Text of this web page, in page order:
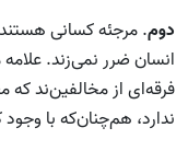
دوم.‌ مرجئه کسانی
انسان ضرر نمی‌زند.
فرقه‌ای از مخالفین‌ند
ندارد، هم‌چنان‌که با